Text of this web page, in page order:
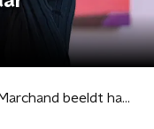
Kunstenares Nikè Marchand beeldt haar bi-culturele achtergrond uit in haar kunstwerken